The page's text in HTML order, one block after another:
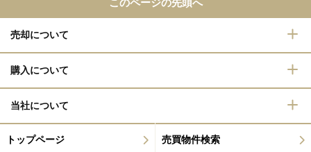
売却について
購入について
当社について
トップページ 売買物件検索